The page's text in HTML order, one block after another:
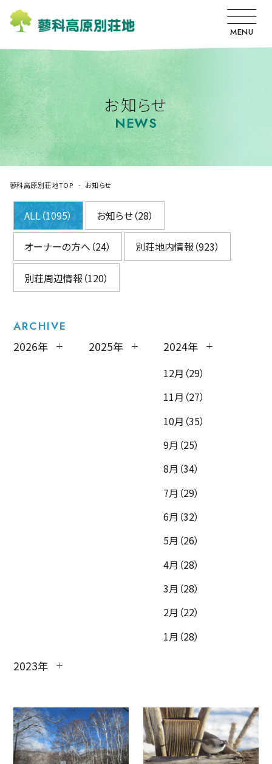
MENU
お知らせ
NEWS
蓼科高原別荘地TOP お知らせ
ALL（1095） お知らせ（28）
オーナーの方へ（24） 別荘地内情報（923）
別荘周辺情報（120）
ARCHIVE
2026年 2025年 2024年
12月（29）
11月（27）
10月（35）
9月（25）
8月（34）
7月（29）
6月（32）
5月（26）
4月（28）
3月（28）
2月（22）
1月（28）
2023年